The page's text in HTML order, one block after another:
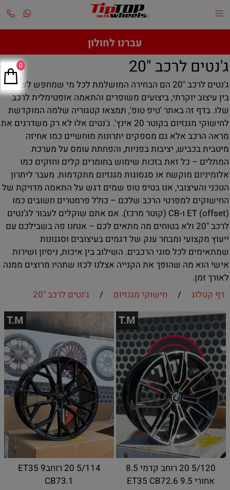
עברנו לחולון
ג'נטים לרכב "20
ג'נטים לרכב "20 הם הבחירה המושלמת לכל מי שמחפש לשלב
בין עיצוב יוקרתי, ביצועים משופרים והתאמה אופטימלית לרכב
שלו. בדף זה באתר 'טיפ טופ', תמצאו קטגוריה שלמה המוקדשת
לחישוקי מגנזיום בקוטר 20 אינץ'. ג'נטים אלו לא רק משדרגים את
מראה הרכב אלא גם מספקים יתרונות מוחשיים כמו אחיזה
מיטבית בכביש, יציבות בפניות, והפחתת עומס על מערכת
המתלים – כל זאת בזכות שימוש בחומרים קלים וחזקים כמו
אלומיניום מוקשח או סגסוגות מגנזיום מתקדמות. מעבר ליתרון
הטכני והעיצובי, אנו בטיפ טופ שמים דגש על התאמה מדויקת של
החישוקים למפרטי הרכב שלכם – כולל פרמטרים חשובים כמו
ET (offset) ו-CB (קוטר מרכז). אם אתם שוקלים לעבור לג’נטים
לרכב "20 ולא בטוחים מה מתאים לכם – אנחנו פה בשבילכם עם
ייעוץ מקצועי ומבחר ענק של דגמים בעיצובים וסגנונות
שמתאימים לכל סוגי הרכבים. השילוב בין איכות, ניסיון ושירות
אישי הוא מה שהופך את הקנייה אצלנו לכזו שתהיו מרוצים ממנה
לאורך זמן.
דף קטלוג
/ חישוקי מגנזיום / ג'נטים לרכב "20
0
T.M
5/120 20 רוחב קדמי 8.5
אחורי 9.5 ET35 CB72.6
T.M
5/114 20 רוחב9 ET35
CB73.1